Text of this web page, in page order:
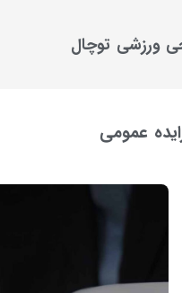
ورزشی توچال
عمومی